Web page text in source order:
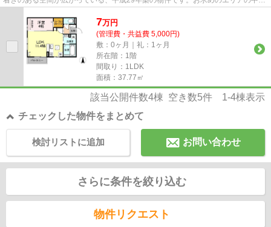
7万円
(管理費・共益費 5,000円)
敷：0ヶ月｜礼：1ヶ月
所在階：1階
間取り：1LDK
面積：37.77㎡
該当公開件数4棟 空き数5件 1-4棟表示
チェックした物件をまとめて
お問い合わせ
検討リストに追加
さらに条件を絞り込む
物件リクエスト